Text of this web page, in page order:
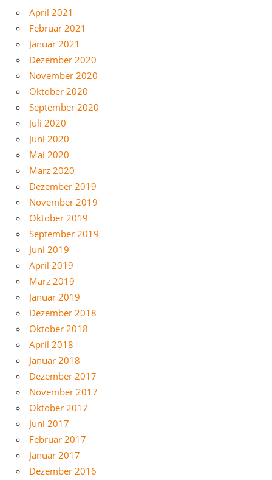
April 2021
Februar 2021
Januar 2021
Dezember 2020
November 2020
Oktober 2020
September 2020
Juli 2020
Juni 2020
Mai 2020
März 2020
Dezember 2019
November 2019
Oktober 2019
September 2019
Juni 2019
April 2019
März 2019
Januar 2019
Dezember 2018
Oktober 2018
April 2018
Januar 2018
Dezember 2017
November 2017
Oktober 2017
Juni 2017
Februar 2017
Januar 2017
Dezember 2016